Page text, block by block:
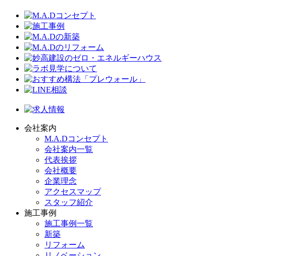
会社案内
M.A.Dコンセプト
会社案内一覧
代表挨拶
会社概要
企業理念
アクセスマップ
スタッフ紹介
施工事例
施工事例一覧
新築
リフォーム